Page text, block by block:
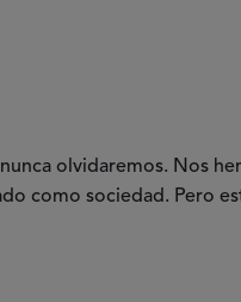
nunca olvidaremos. Nos
como sociedad. Pero